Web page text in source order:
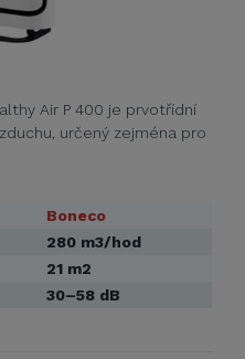
Air P 400 je prvotřídní
určený zejména pro
Boneco
280 m3/hod
21 m2
30–58 dB